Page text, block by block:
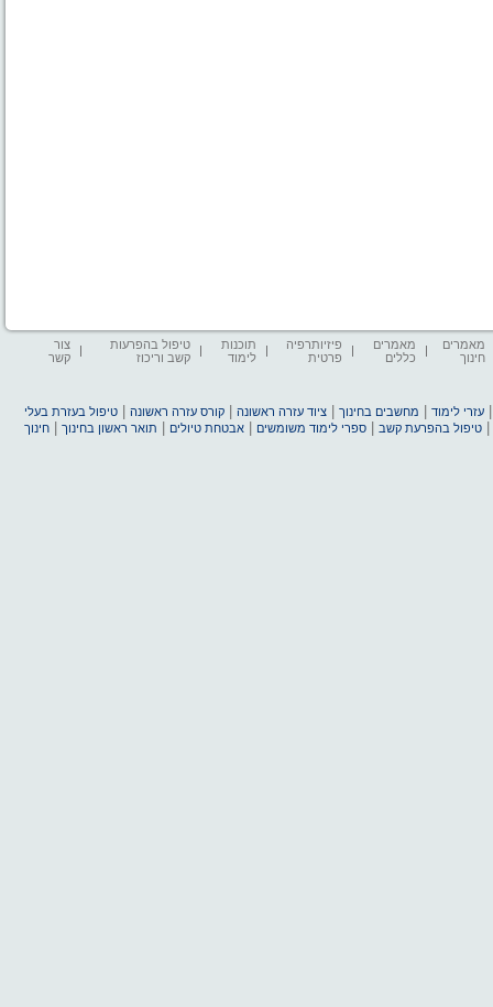
מאמרים
חינוך
מאמרים
כללים
פיזיותרפיה
פרטית
תוכנות
לימוד
טיפול בהפרעות
קשב וריכוז
צור
קשר
עזרי לימוד מחשבים בחינוך |ציוד עזרה ראשונה |קורס עזרה ראשונה |טיפול בעזרת בעלי
|טיפול בהפרעת קשב |ספרי לימוד משומשים |אבטחת טיולים תואר ראשון בחינוך |חינוך